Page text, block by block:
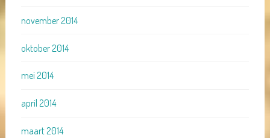
november 2014
oktober 2014
mei 2014
april 2014
maart 2014